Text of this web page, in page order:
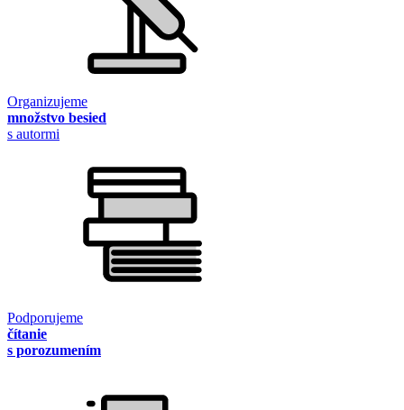
Organizujeme
množstvo besied
s autormi
Podporujeme
čítanie
s porozumením